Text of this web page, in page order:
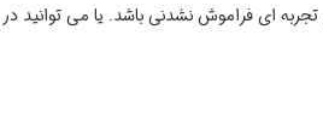
تجربه ای فراموش نشدنی باشد. یا می توانید در